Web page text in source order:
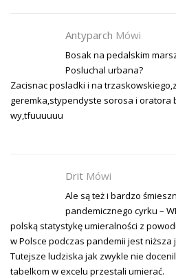
Antyparch Mówi
Bosak na pedalskim
Posluchal urbana?
Zacisnac posladki i na
geremka,stypendyste sorosa i oratora
wy,tfuuuuuu
Drit Mówi
Ale są też i bardzo
pandemicznego cyrku –
polską statystykę umieralności z
w Polsce podczas pandemii jest niższa
Tutejsze ludziska jak zwykle nie
tabelkom w excelu przestali umierać.